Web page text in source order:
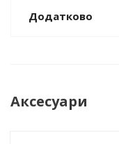
Додатково
Аксесуари